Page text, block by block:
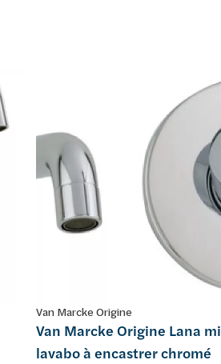
Van Marcke Origine
Van Marcke Origine Lana
lavabo à encastrer chromé